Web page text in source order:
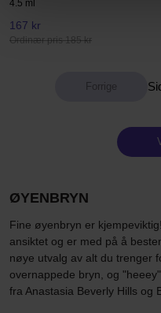
4.5 ml
167 kr
Ordinær pris 185 kr
ØYENBRYN
Fine øyenbryn er
ansiktet og er med på å
nøye utvalg av alt du trenger
overnappede bryn, og
fra Anastasia Beverly Hills og